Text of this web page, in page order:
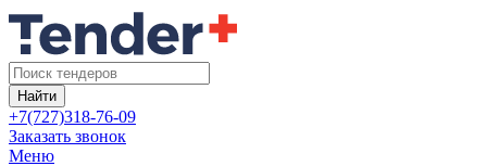
Найти
+7(727)318-76-09
Заказать звонок
Меню